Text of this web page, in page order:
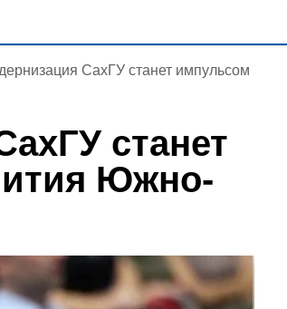
СахГУ станет импульсом
станет
Южно-